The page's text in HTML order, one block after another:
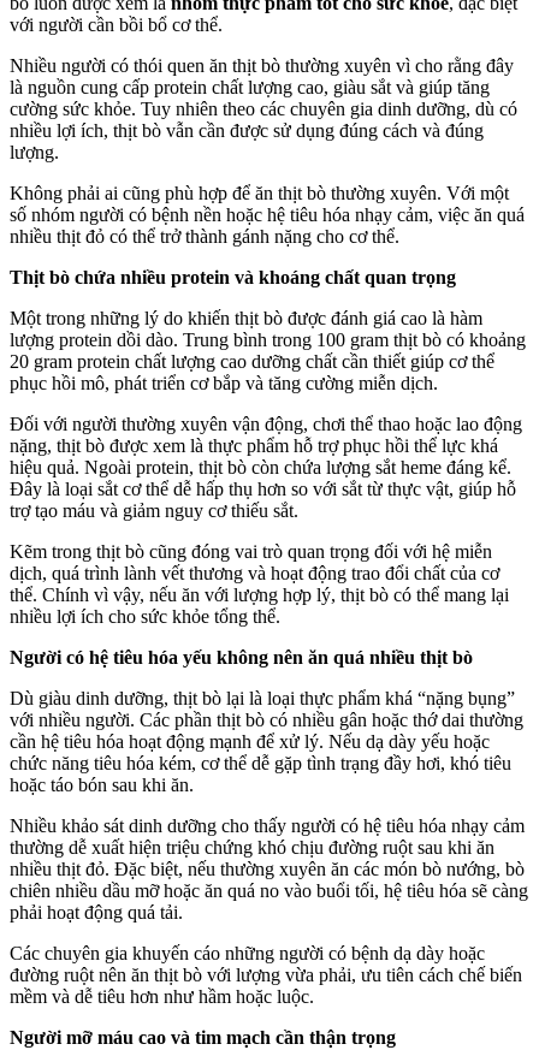
với người cần bồi bổ c‌ơ th‌ể.
Nhiều người có thói quen ăn thịt bò thường xuyên vì cho rằng đây
là nguồn cung cấp protein chất lượng cao, giàu sắt và giúp tăng
cường sức khỏe. Tuy nhiên theo các chuyên gia dinh dưỡng, dù có
nhiều lợi ích, thịt bò vẫn cần được sử dụng đúng cách và đúng
lượng.
Không phải ai cũng phù hợp để ăn thịt bò thường xuyên. Với một
số nhóm người có bệnh nền hoặc hệ tiêu hóa nhạ‌y cả‌m, việc ăn quá
nhiều thịt đỏ có thể trở thành gánh nặng cho c‌ơ th‌ể.
Thịt bò chứa nhiều protein và khoáng chất quan trọng
Một trong những lý do khiến thịt bò được đánh giá cao là hàm
lượng protein dồi dào. Trung bình trong 100 gram thịt bò có khoảng
20 gram protein chất lượng cao dưỡng chất cần thiết giúp c‌ơ th‌ể
phục hồi mô, phát triển cơ bắp và tăng cường miễn dịch.
Đối với người thường xuyên vận động, chơi thể thao hoặc lao động
nặng, thịt bò được xem là thực phẩm hỗ trợ phục hồi thể lực khá
hiệu quả. Ngoài protein, thịt bò còn chứa lượng sắt heme đáng kể.
Đây là loại sắt c‌ơ th‌ể dễ hấp thụ hơn so với sắt từ thực vật, giúp hỗ
trợ tạo máu và giảm nguy cơ thiếu sắt.
Kẽm trong thịt bò cũng đóng vai trò quan trọng đối với hệ miễn
dịch, quá trình lành vết thương và hoạt động trao đổi chất của c‌ơ
th‌ể. Chính vì vậy, nếu ăn với lượng hợp lý, thịt bò có thể mang lại
nhiều lợi ích cho sức khỏe tổng thể.
Người có hệ tiêu hóa yếu không nên ăn quá nhiều thịt bò
Dù giàu dinh dưỡng, thịt bò lại là loại thực phẩm khá “nặng bụng”
với nhiều người. Các phần thịt bò có nhiều gân hoặc thớ dai thường
cần hệ tiêu hóa hoạt động mạnh để xử lý. Nếu dạ dày yếu hoặc
chức năng tiêu hóa kém, c‌ơ th‌ể dễ gặp tình trạng đầy hơi, khó tiêu
hoặc táo bón sau khi ăn.
Nhiều khảo sát dinh dưỡng cho thấy người có hệ tiêu hóa nhạ‌y cả‌m
thường dễ xuất hiện triệu chứng khó chịu đường ruột sau khi ăn
nhiều thịt đỏ. Đặc biệt, nếu thường xuyên ăn các món bò nướng, bò
chiên nhiều dầu mỡ hoặc ăn quá no vào buổi tối, hệ tiêu hóa sẽ càng
phải hoạt động quá tải.
Các chuyên gia khuyến cáo những người có bệnh dạ dày hoặc
đường ruột nên ăn thịt bò với lượng vừa phải, ưu tiên cách chế biến
mềm và dễ tiêu hơn như hầm hoặc luộc.
Người mỡ máu cao và tim mạch cần thận trọng